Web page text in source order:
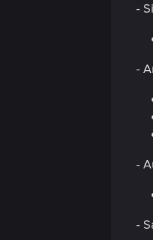
-
-
-
-